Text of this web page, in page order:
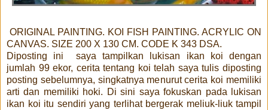
ORIGINAL PAINTING. KOI FISH PAINTING. ACRYLIC ON
CANVAS. SIZE 200 X 130 CM. CODE K 343 DSA.
Diposting ini saya tampilkan lukisan ikan koi dengan
jumlah 99 ekor, cerita tentang koi telah saya tulis diposting
posting sebelumnya, singkatnya menurut cerita koi memiliki
arti dan memiliki hoki. Di sini saya fokuskan pada lukisan
ikan koi itu sendiri yang terlihat bergerak meliuk-liuk tampil